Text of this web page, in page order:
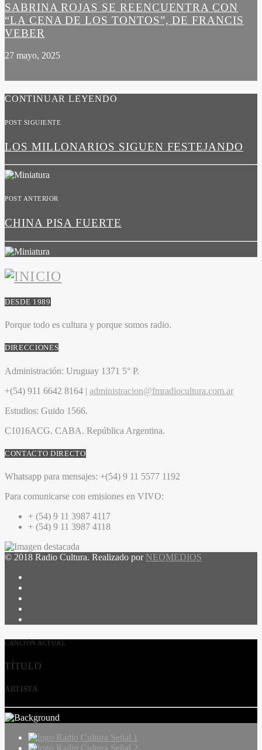
SABRINA ROJAS SE REENCUENTRA CON
“LA CENA DE LOS TONTOS”, DE FRANCIS
VEBER
27 mayo, 2025
CONTINUAR LEYENDO
POST SIGUIENTE
LOS MILLONARIOS SIGUEN FESTEJANDO
POST ANTERIOR
CHINA PISA FUERTE
DESDE 1989
Porque todo es cultura y porque somos radio.
DIRECCIONES
Administración: Uruguay 1371 5° P.
+(54) 911 6642 8164 | administracion@fmradiocultura.com.ar
Estudios: Guido 1566.
C1016ACG. CABA. República Argentina.
CONTACTO DIRECTO
Whatsapp para mensajes: +(54) 9 11 5577 1192
Para comunicarse con emisiones en VIVO:
+ (54) 9 11 3987 4117
+ (54) 9 11 3987 4118
© 2018 Radio Cultura. Realizado por NEOMEDIOS
CANCIÓN ACTUAL
TÍTULO
ARTISTA
Radio Cultura Señal 1